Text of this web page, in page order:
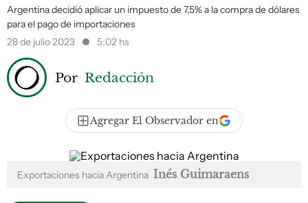
Argentina decidió aplicar un impuesto de 7,5% a la compra de dólares
para el pago de importaciones
28 de julio 2023
5:02 hs
Por Redacción
Agregar El Observador en
Exportaciones hacia Argentina Inés Guimaraens